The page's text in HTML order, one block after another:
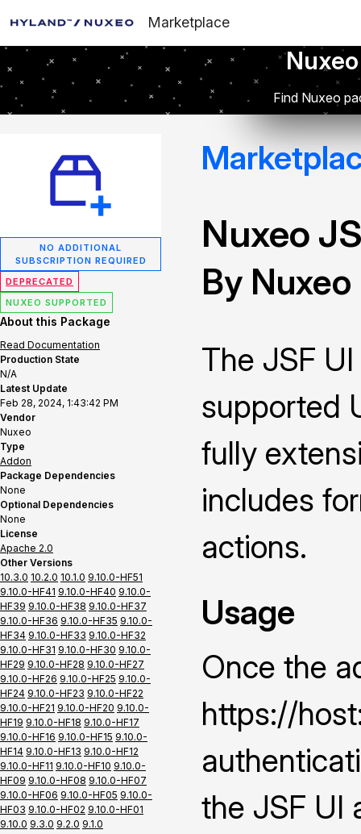
Marketplace
Find Nuxeo
NO ADDITIONAL
SUBSCRIPTION REQUIRED
DEPRECATED
NUXEO SUPPORTED
About this Package
Read Documentation
Production State
N/A
Latest Update
Feb 28, 2024, 1:43:42 PM
Vendor
Nuxeo
Type
Addon
Package Dependencies
None
Optional Dependencies
None
License
Apache 2.0
Other Versions
10.3.0 10.2.0 10.1.0 9.10.0-HF51
9.10.0-HF41 9.10.0-HF40 9.10.0-
HF39 9.10.0-HF38 9.10.0-HF37
9.10.0-HF36 9.10.0-HF35 9.10.0-
HF34 9.10.0-HF33 9.10.0-HF32
9.10.0-HF31 9.10.0-HF30 9.10.0-
HF29 9.10.0-HF28 9.10.0-HF27
9.10.0-HF26 9.10.0-HF25 9.10.0-
HF24 9.10.0-HF23 9.10.0-HF22
9.10.0-HF21 9.10.0-HF20 9.10.0-
HF19 9.10.0-HF18 9.10.0-HF17
9.10.0-HF16 9.10.0-HF15 9.10.0-
HF14 9.10.0-HF13 9.10.0-HF12
9.10.0-HF11 9.10.0-HF10 9.10.0-
HF09 9.10.0-HF08 9.10.0-HF07
9.10.0-HF06 9.10.0-HF05 9.10.0-
HF03 9.10.0-HF02 9.10.0-HF01
9.10.0 9.3.0 9.2.0 9.1.0
Nuxeo
By Nuxeo
The JSF
supported
fully
includes
actions.
Usage
Once the
https://
the JSF UI